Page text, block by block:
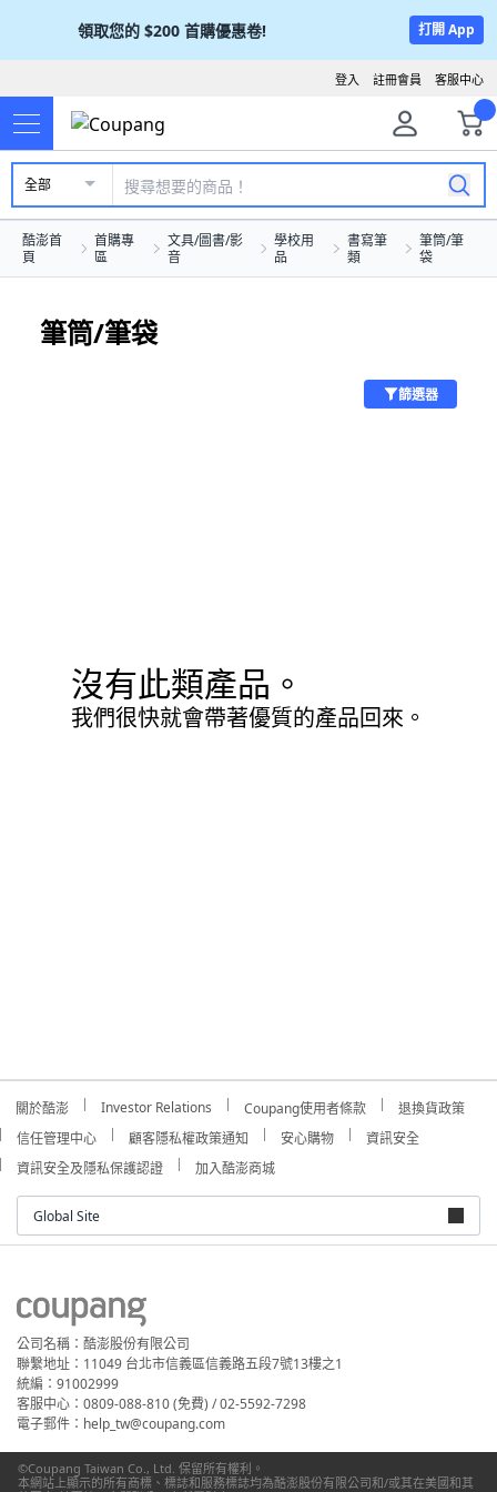
領取您的 $200 首購優惠卷! 打開 App
客服中心
註冊會員
登入
全部
酷澎首
頁
首購專
區
文具/圖書/影
音
學校用
品
書寫筆
類
筆筒/筆
袋
筆筒/筆袋
篩選器
沒有此類產品。
我們很快就會帶著優質的產品回來。
關於酷澎 Investor Relations Coupang使用者條款
退換貨政策
信任管理中心
顧客隱私權政策通知 安心購物
資訊安全
資訊安全及隱私保護認證
加入酷澎商城
Global Site
公司名稱：酷澎股份有限公司
聯繫地址：11049 台北市信義區信義路五段7號13樓之1
統編：91002999
客服中心：0809-088-810 (免費) / 02-5592-7298
電子郵件：help_tw@coupang.com
©Coupang Taiwan Co., Ltd. 保留所有權利。
本網站上顯示的所有商標、標誌和服務標誌均為酷澎股份有限公司和/或其在美國和其